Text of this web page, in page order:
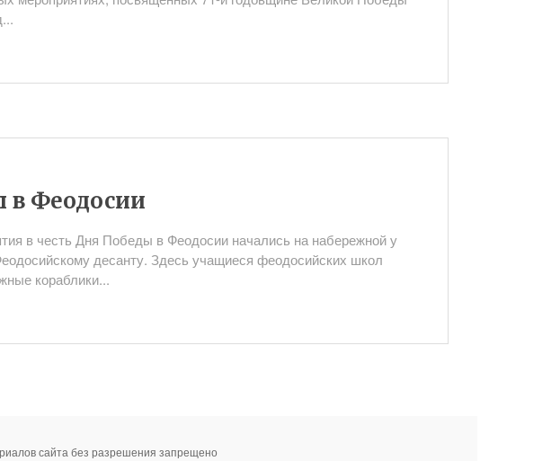
в Феодосии
в честь Дня Победы в Феодосии начались на набережной у
десанту. Здесь учащиеся феодосийских школ
кораблики...
сайта без разрешения запрещено